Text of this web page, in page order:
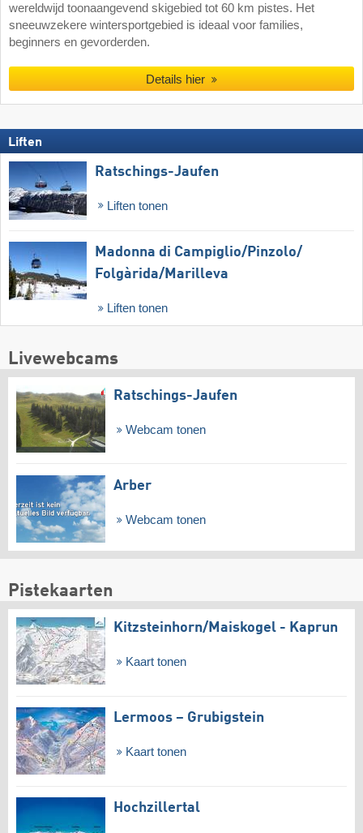
wereldwijd toonaangevend skigebied tot 60 km pistes. Het
sneeuwzekere wintersportgebied is ideaal voor families,
beginners en gevorderden.
Details hier
Liften
Ratschings-Jaufen
Liften tonen
Madonna di Campiglio/​Pinzolo/​
Folgàrida/​Marilleva
Liften tonen
Livewebcams
Ratschings-Jaufen
Webcam tonen
Arber
Webcam tonen
Pistekaarten
Kitzsteinhorn/​Maiskogel - Kaprun
Kaart tonen
Lermoos – Grubigstein
Kaart tonen
Hochzillertal